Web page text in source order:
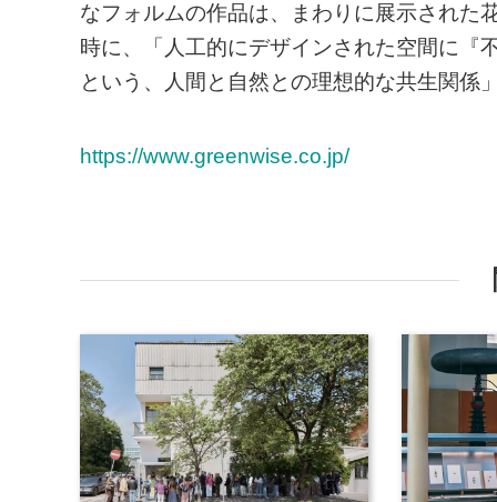
なフォルムの作品は、まわりに展示された
時に、「人工的にデザインされた空間に『
という、人間と自然との理想的な共生関係
https://www.greenwise.co.jp/